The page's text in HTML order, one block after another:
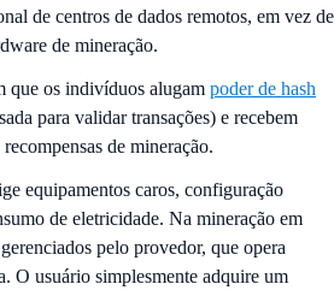
de centros de dados remotos, em vez de
de mineração.
que os indivíduos alugam poder de hash
para validar transações) e recebem
de mineração.
equipamentos caros, configuração
de eletricidade. Na mineração em
pelo provedor, que opera
O usuário simplesmente adquire um